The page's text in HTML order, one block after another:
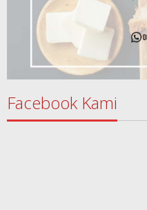
Facebook Kami